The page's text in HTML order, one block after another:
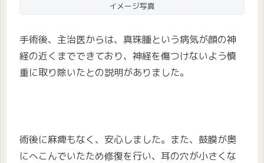
イメージ写真
手術後、主治医からは、真珠腫という病気が顔の神
経の近くまでできており、神経を傷つけないよう慎
重に取り除いたとの説明がありました。
術後に麻痺もなく、安心しました。また、鼓膜が奥
にへこんでいたため修復を行い、耳の穴が小さくな